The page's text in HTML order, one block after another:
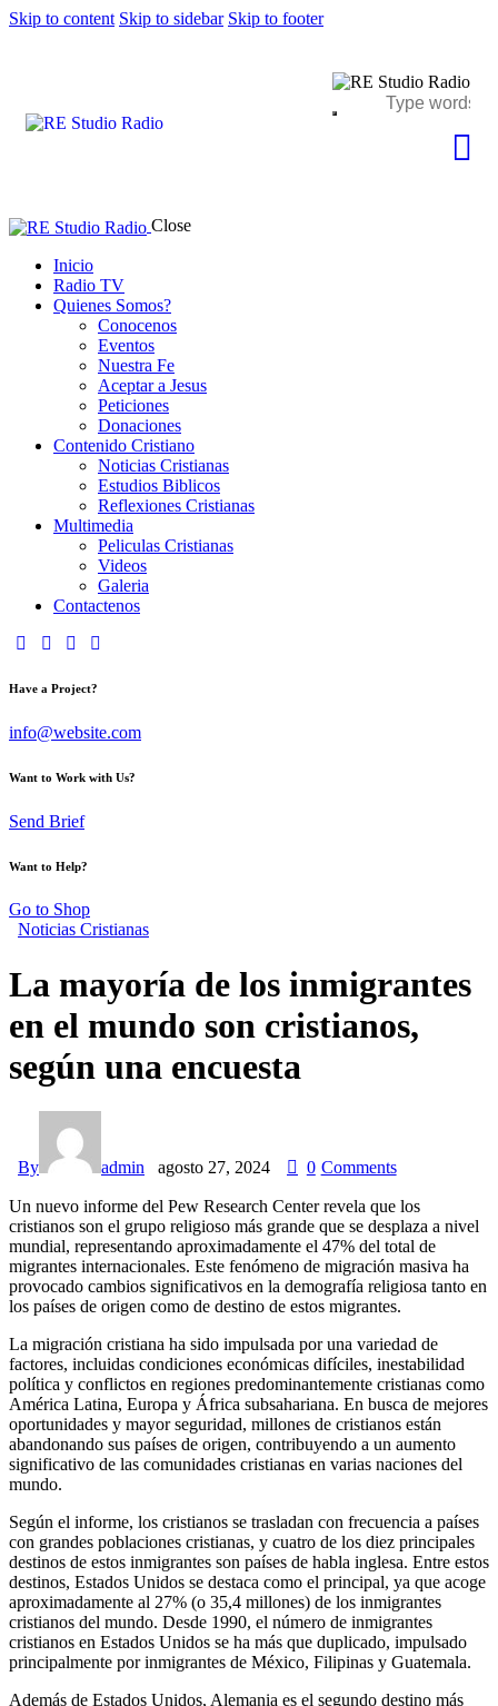
Skip to content Skip to sidebar Skip to footer
Close
Inicio
Radio TV
Quienes Somos?
Conocenos
Eventos
Nuestra Fe
Aceptar a Jesus
Peticiones
Donaciones
Contenido Cristiano
Noticias Cristianas
Estudios Biblicos
Reflexiones Cristianas
Multimedia
Peliculas Cristianas
Videos
Galeria
Contactenos
Have a Project?
info@website.com
Want to Work with Us?
Send Brief
Want to Help?
Go to Shop
Noticias Cristianas
La mayoría de los inmigrantes
en el mundo son cristianos,
según una encuesta
By admin agosto 27, 2024 0 Comments
Un nuevo informe del Pew Research Center revela que los
cristianos son el grupo religioso más grande que se desplaza a nivel
mundial, representando aproximadamente el 47% del total de
migrantes internacionales. Este fenómeno de migración masiva ha
provocado cambios significativos en la demografía religiosa tanto en
los países de origen como de destino de estos migrantes.
La migración cristiana ha sido impulsada por una variedad de
factores, incluidas condiciones económicas difíciles, inestabilidad
política y conflictos en regiones predominantemente cristianas como
América Latina, Europa y África subsahariana. En busca de mejores
oportunidades y mayor seguridad, millones de cristianos están
abandonando sus países de origen, contribuyendo a un aumento
significativo de las comunidades cristianas en varias naciones del
mundo.
Según el informe, los cristianos se trasladan con frecuencia a países
con grandes poblaciones cristianas, y cuatro de los diez principales
destinos de estos inmigrantes son países de habla inglesa. Entre estos
destinos, Estados Unidos se destaca como el principal, ya que acoge
aproximadamente al 27% (o 35,4 millones) de los inmigrantes
cristianos del mundo. Desde 1990, el número de inmigrantes
cristianos en Estados Unidos se ha más que duplicado, impulsado
principalmente por inmigrantes de México, Filipinas y Guatemala.
Además de Estados Unidos, Alemania es el segundo destino más